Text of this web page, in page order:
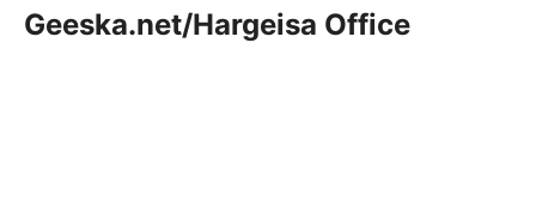
Geeska.net/Hargeisa Office